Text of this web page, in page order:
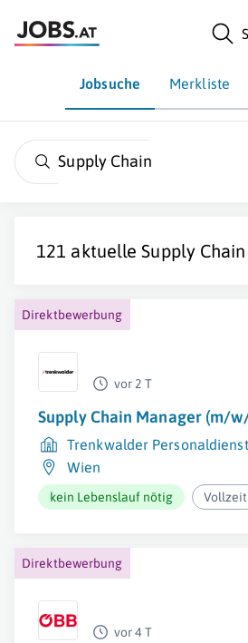
Jobsuche Merkliste
Supply Chain
121 aktuelleSupply Chain
Direktbewerbung
vor 2 T
Supply Chain Manager (m/
Trenkwalder
Wien
kein Lebenslauf nötig Vollzeit
Direktbewerbung
vor 4 T